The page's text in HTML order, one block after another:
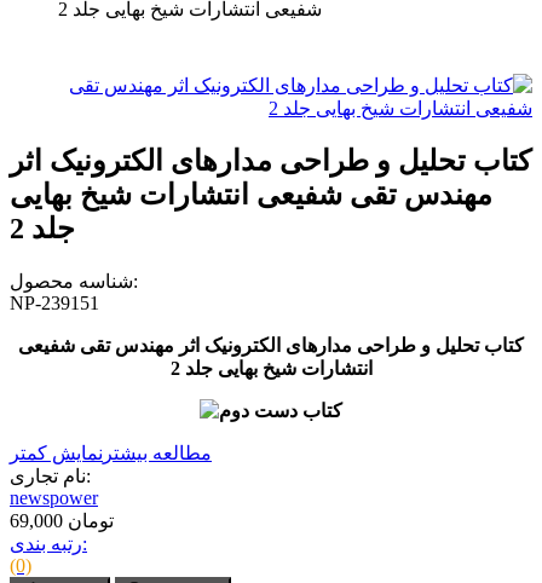
شفیعی انتشارات شیخ بهایی جلد 2
کتاب تحلیل و طراحی مدارهای الکترونیک اثر
مهندس تقی شفیعی انتشارات شیخ بهایی
جلد 2
شناسه محصول:
NP-239151
کتاب تحلیل و طراحی مدارهای الکترونیک اثر مهندس تقی شفیعی
انتشارات شیخ بهایی جلد 2
مطالعه بیشتر نمایش کمتر
نام تجاری:
newspower
69,000 تومان
رتبه بندی:
(0)